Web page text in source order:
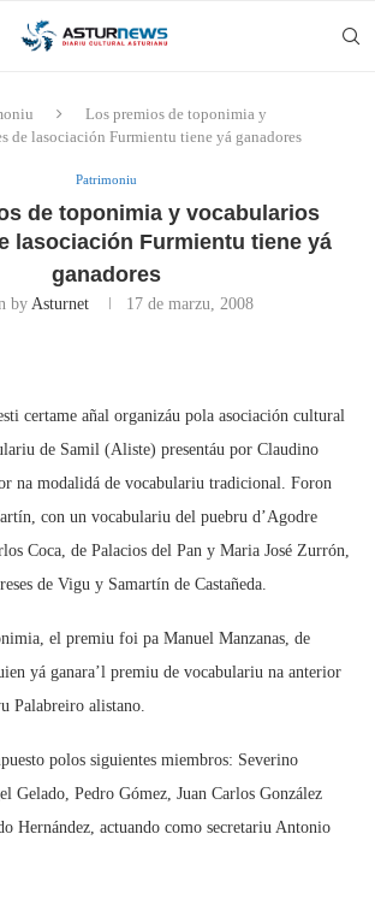
Los premios de toponimia y
de lasociación Furmientu tiene yá ganadores
Patrimoniu
de toponimia y vocabularios
lasociación Furmientu tiene yá
ganadores
by Asturnet 17 de marzu, 2008
certame añal organizáu pola asociación cultural
de Samil (Aliste) presentáu por Claudino
na modalidá de vocabulariu tradicional. Foron
con un vocabulariu del puebru d’Agodre
Coca, de Palacios del Pan y Maria José Zurrón,
de Vigu y Samartín de Castañeda.
el premiu foi pa Manuel Manzanas, de
yá ganara’l premiu de vocabulariu na anterior
alistano.
polos siguientes miembros: Severino
Gelado, Pedro Gómez, Juan Carlos González
Hernández, actuando como secretariu Antonio